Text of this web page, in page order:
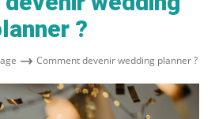
?
Comment devenir wedding planner ?